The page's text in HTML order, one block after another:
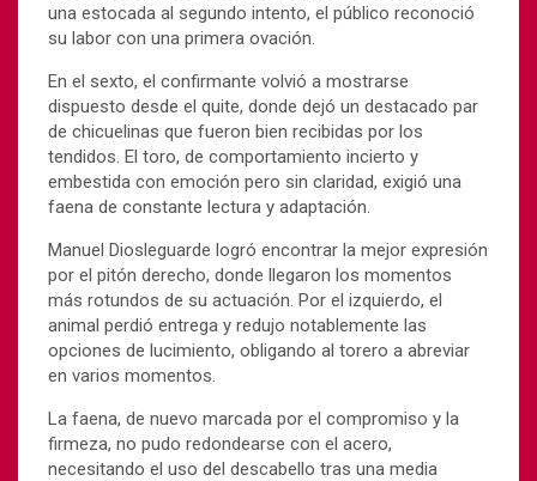
una estocada al segundo intento, el público reconoció
su labor con una primera ovación.
En el sexto, el confirmante volvió a mostrarse
dispuesto desde el quite, donde dejó un destacado par
de chicuelinas que fueron bien recibidas por los
tendidos. El toro, de comportamiento incierto y
embestida con emoción pero sin claridad, exigió una
faena de constante lectura y adaptación.
Manuel Diosleguarde logró encontrar la mejor expresión
por el pitón derecho, donde llegaron los momentos
más rotundos de su actuación. Por el izquierdo, el
animal perdió entrega y redujo notablemente las
opciones de lucimiento, obligando al torero a abreviar
en varios momentos.
La faena, de nuevo marcada por el compromiso y la
firmeza, no pudo redondearse con el acero,
necesitando el uso del descabello tras una media